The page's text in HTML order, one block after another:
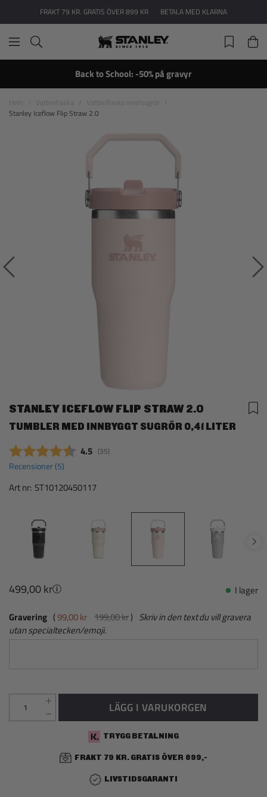
FRAKT 79 KR. GRATIS ÖVER 899 KR BETALA MED KLARNA
Back to School: -50% på gravyr
Vattenflaska
Vattenflaska med sugrör
Stanley Iceflow Flip Straw 2.0
STANLEY ICEFLOW FLIP STRAW 2.0
TUMBLER MED INNBYGGT SUGRÖR 0,41 LITER
Snittbetyg:
4.5 (röster:
35)
Recensioner (5)
Art nr: ST10120450117
499,00 kr
I lager
Gravering
99,00 kr 199,00 kr
Skriv in den text du vill gravera
utan specialtecken/emoji.
LÄGG I VARUKORGEN
TRYGG BETALNING
FRAKT 79 KR. GRATIS ÖVER 899,-
LIVSTIDSGARANTI